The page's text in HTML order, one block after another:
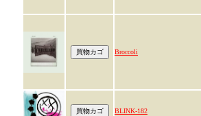
Broccoli
BLINK-182